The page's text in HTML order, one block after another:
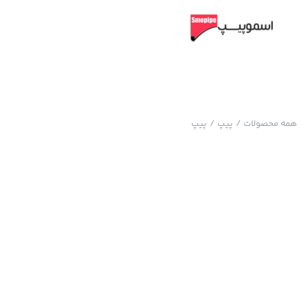
همه محصولات / پیپ / پیپ